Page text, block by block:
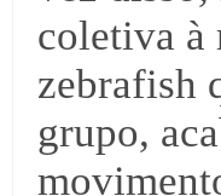
coletiva à
zebrafish
grupo,